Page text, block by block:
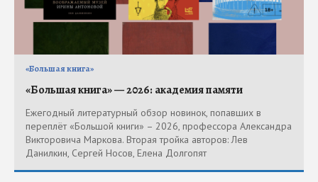
«Большая книга»
«Большая книга» — 2026: академия памяти
Ежегодный литературный обзор новинок, попавших в
переплёт «Большой книги» – 2026, профессора Александра
Викторовича Маркова. Вторая тройка авторов: Лев
Данилкин, Сергей Носов, Елена Долгопят